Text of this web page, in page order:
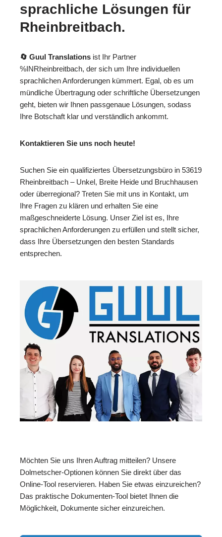
sprachliche Lösungen für
Rheinbreitbach.
🔄 Guul Translations ist Ihr Partner
%INRheinbreitbach, der sich um Ihre individuellen
sprachlichen Anforderungen kümmert. Egal, ob es um
mündliche Übertragung oder schriftliche Übersetzungen
geht, bieten wir Ihnen passgenaue Lösungen, sodass
Ihre Botschaft klar und verständlich ankommt.
Kontaktieren Sie uns noch heute!
Suchen Sie ein qualifiziertes Übersetzungsbüro in 53619
Rheinbreitbach – Unkel, Breite Heide und Bruchhausen
oder überregional? Treten Sie mit uns in Kontakt, um
Ihre Fragen zu klären und erhalten Sie eine
maßgeschneiderte Lösung. Unser Ziel ist es, Ihre
sprachlichen Anforderungen zu erfüllen und stellt sicher,
dass Ihre Übersetzungen den besten Standards
entsprechen.
Möchten Sie uns Ihren Auftrag mitteilen? Unsere
Dolmetscher-Optionen können Sie direkt über das
Online-Tool reservieren. Haben Sie etwas einzureichen?
Das praktische Dokumenten-Tool bietet Ihnen die
Möglichkeit, Dokumente sicher einzureichen.